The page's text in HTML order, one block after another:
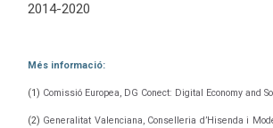
2014-2020
Més informació:
(1) Comissió Europea, DG Conect: Digital Economy and
(2) Generalitat Valenciana, Conselleria d’Hisenda i